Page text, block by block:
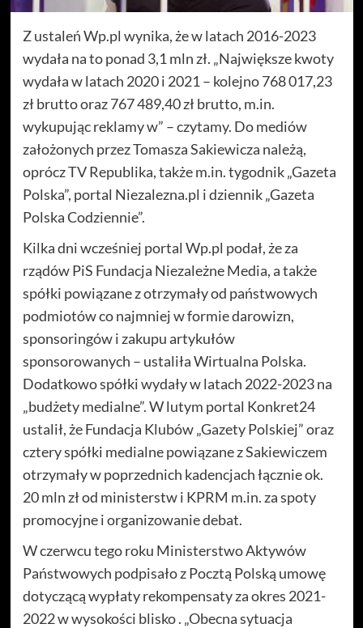
Z ustaleń Wp.pl wynika, że w latach 2016-2023
wydała na to ponad 3,1 mln zł. „Największe kwoty
wydała w latach 2020 i 2021 – kolejno 768 017,23
zł brutto oraz 767 489,40 zł brutto, m.in.
wykupując reklamy w” – czytamy. Do mediów
założonych przez Tomasza Sakiewicza należą,
oprócz TV Republika, także m.in. tygodnik „Gazeta
Polska”, portal Niezalezna.pl i dziennik „Gazeta
Polska Codziennie”.
Kilka dni wcześniej portal Wp.pl podał, że za
rządów PiS Fundacja Niezależne Media, a także
spółki powiązane z otrzymały od państwowych
podmiotów co najmniej w formie darowizn,
sponsoringów i zakupu artykułów
sponsorowanych – ustaliła Wirtualna Polska.
Dodatkowo spółki wydały w latach 2022-2023 na
„budżety medialne”. W lutym portal Konkret24
ustalił, że Fundacja Klubów „Gazety Polskiej” oraz
cztery spółki medialne powiązane z Sakiewiczem
otrzymały w poprzednich kadencjach łącznie ok.
20 mln zł od ministerstw i KPRM m.in. za spoty
promocyjne i organizowanie debat.
W czerwcu tego roku Ministerstwo Aktywów
Państwowych podpisało z Pocztą Polską umowę
dotyczącą wypłaty rekompensaty za okres 2021-
2022 w wysokości blisko . „Obecna sytuacja